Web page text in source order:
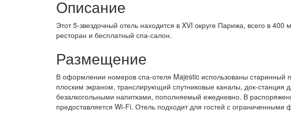
Описание
Этот 5-звездочный отель находится в XVI округе Парижа, всего в
ресторан и бесплатный спа-салон.
Размещение
В оформлении номеров спа-отеля Majestic использованы старинный
плоским экраном, транслирующий спутниковые каналы, док-
безалкогольными напитками, пополняемый ежедневно. В
предоставляется Wi-Fi. Отель подходит для гостей с ограниченными